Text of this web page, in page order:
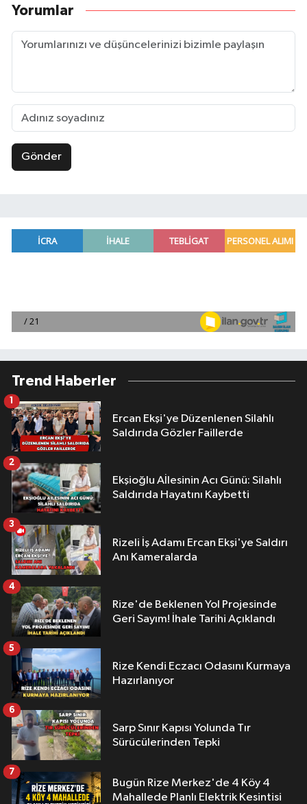
Yorumlar
Gönder
Trend Haberler
Ercan Ekşi'ye Düzenlenen Silahlı
Saldırıda Gözler Faillerde
1
Ekşioğlu Aİlesinin Acı Günü: Silahlı
Saldırıda Hayatını Kaybetti
2
Rizeli İş Adamı Ercan Ekşi'ye Saldırı
Anı Kameralarda
3
Rize'de Beklenen Yol Projesinde
Geri Sayım! İhale Tarihi Açıklandı
4
Rize Kendi Eczacı Odasını Kurmaya
Hazırlanıyor
5
Sarp Sınır Kapısı Yolunda Tır
Sürücülerinden Tepki
6
Bugün Rize Merkez'de 4 Köy 4
Mahallede Planlı Elektrik Kesintisi
7